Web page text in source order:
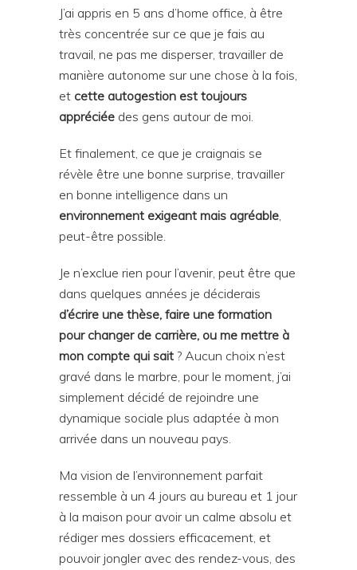
J’ai appris en 5 ans d’home office, à être
très concentrée sur ce que je fais au
travail, ne pas me disperser, travailler de
manière autonome sur une chose à la fois,
et cette autogestion est toujours
appréciée des gens autour de moi.
Et finalement, ce que je craignais se
révèle être une bonne surprise, travailler
en bonne intelligence dans un
environnement exigeant mais agréable,
peut-être possible.
Je n’exclue rien pour l’avenir, peut être que
dans quelques années je déciderais
d’écrire une thèse, faire une formation
pour changer de carrière, ou me mettre à
mon compte qui sait ? Aucun choix n’est
gravé dans le marbre, pour le moment, j’ai
simplement décidé de rejoindre une
dynamique sociale plus adaptée à mon
arrivée dans un nouveau pays.
Ma vision de l’environnement parfait
ressemble à un 4 jours au bureau et 1 jour
à la maison pour avoir un calme absolu et
rédiger mes dossiers efficacement, et
pouvoir jongler avec des rendez-vous, des